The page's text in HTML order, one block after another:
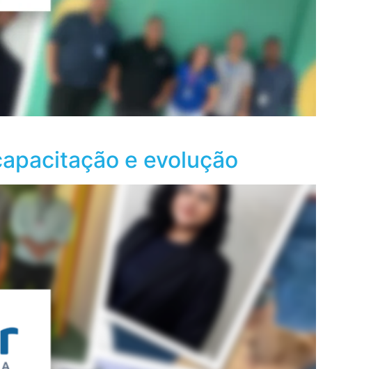
e evolução